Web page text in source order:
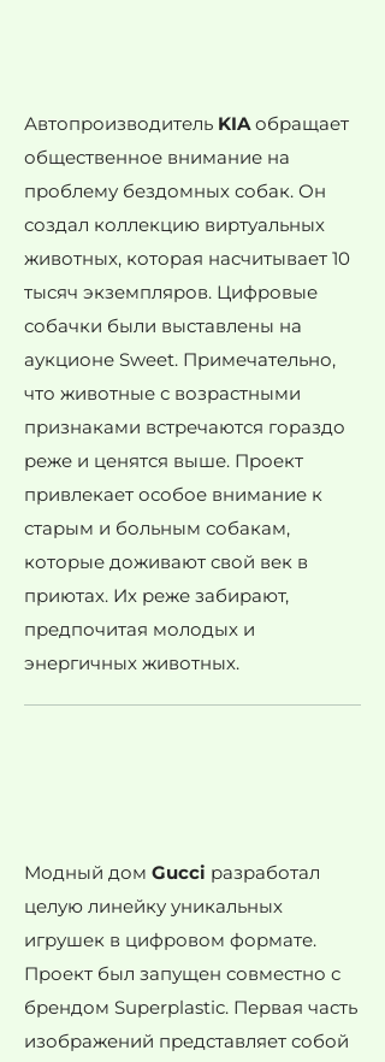
Автопроизводитель KIAобращает
общественное внимание на
проблему бездомных собак. Он
создал коллекцию виртуальных
животных, которая насчитывает 10
тысяч экземпляров. Цифровые
собачки были выставлены на
аукционе Sweet. Примечательно,
что животные с возрастными
признаками встречаются гораздо
реже и ценятся выше. Проект
привлекает особое внимание к
старым и больным собакам,
которые доживают свой век в
приютах. Их реже забирают,
предпочитая молодых и
энергичных животных.
Модный дом Gucci разработал
целую линейку уникальных
игрушек в цифровом формате.
Проект был запущен совместно с
брендом Superplastic. Первая часть
изображений представляет собой